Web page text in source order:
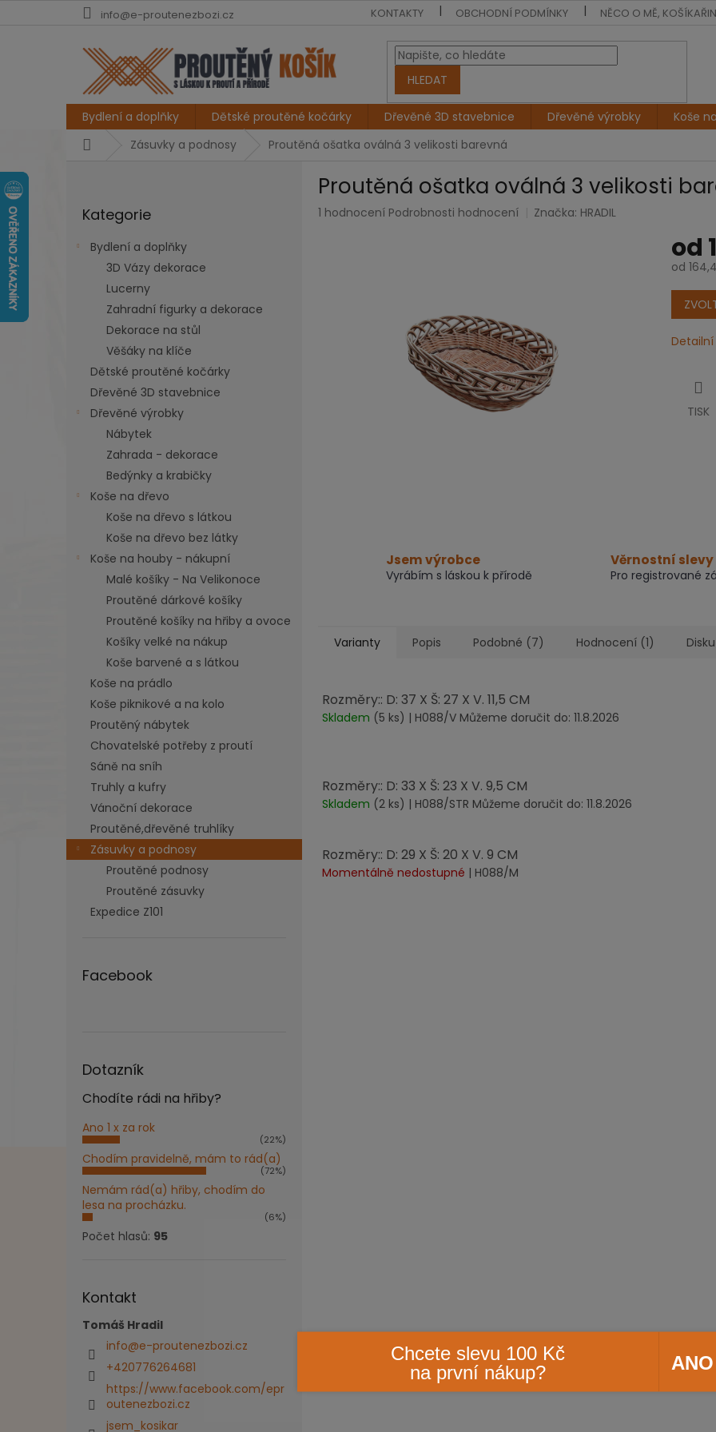
info@e-proutenezbozi.cz KONTAKTY OBCHODNÍ PODMÍNKY NĚCO O MĚ,
HLEDAT
Bydlení a doplňky Dětské proutěné kočárky Dřevěné 3D stavebnice Dřevěné výrobky
Koše
DomůZásuvky a podnosy Proutěná ošatka oválná 3 velikosti barevná
kategorie
Kategorie
Bydlení a doplňky
3D Vázy dekorace
Lucerny
Zahradní figurky a dekorace
Dekorace na stůl
Věšáky na klíče
Dětské proutěné kočárky
Dřevěné 3D stavebnice
Dřevěné výrobky
Nábytek
Zahrada - dekorace
Bedýnky a krabičky
Koše na dřevo
Koše na dřevo s látkou
Koše na dřevo bez látky
Koše na houby - nákupní
Malé košíky - Na Velikonoce
Proutěné dárkové košíky
Proutěné košíky na hřiby a ovoce
Košíky velké na nákup
Koše barvené a s látkou
Koše na prádlo
Koše piknikové a na kolo
Proutěný nábytek
Chovatelské potřeby z proutí
Sáně na sníh
Truhly a kufry
Vánoční dekorace
Proutěné,dřevěné truhlíky
Zásuvky a podnosy
Proutěné podnosy
Proutěné zásuvky
Expedice Z101
Facebook
Dotazník
Chodíte rádi na hřiby?
Ano 1 x za rok
(22%)
Chodím pravidelně, mám to rád(a)
(72%)
Nemám rád(a) hřiby, chodím do
lesa na procházku.
(6%)
Počet hlasů: 95
Kontakt
Tomáš Hradil
info@e-proutenezbozi.cz
+420776264681
https://www.facebook.com/epr
outenezbozi.cz
jsem_kosikar
Proutěná ošatka oválná 3 velikosti
Průměrné
1 hodnocení Podrobnosti hodnocení Značka: HRADIL
od
od
Měrná
cena:
TISK
Jsem výrobce
Vyrábím s láskou k přírodě
Věrnostní slevy
Pro registrované
Varianty Popis Podobné (7) Hodnocení (1)
Rozměry:: D: 37 X Š: 27 X V. 11,5 CM
Skladem (5 ks) | H088/V Můžeme doručit do: 11.8.2026
Rozměry:: D: 33 X Š: 23 X V. 9,5 CM
Skladem (2 ks) | H088/STR Můžeme doručit do: 11.8.2026
Rozměry:: D: 29 X Š: 20 X V. 9 CM
Momentálně nedostupné | H088/M
Chcete slevu 100 Kč
na první nákup?
ANO